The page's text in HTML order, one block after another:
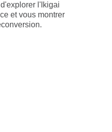
l'Ikigai
et vous montrer